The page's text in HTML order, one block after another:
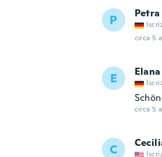
P Petra
circa 5
E Elana
circa 5
C